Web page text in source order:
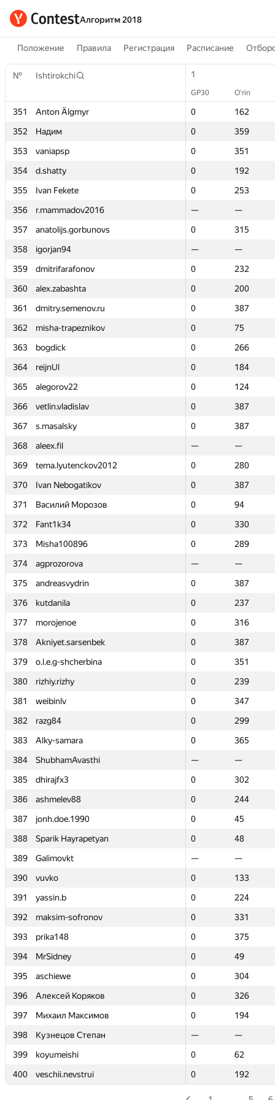
Алгоритм 2018
Положение Правила Регистрация Расписание
№ Ishtirokchi 1
GP30 O‘rin
351 Anton Älgmyr 0
162
352
Надим 0
359
353
vaniapsp 0
351
354
d.shatty 0
192
355
Ivan Fekete 0
253
356
r.mammadov2016 —
—
357
anatolijs.gorbunovs 0
315
358
igorjan94 —
—
359
dmitrifarafonov 0
232
360
alex.zabashta 0
200
361
dmitry.semenov.ru 0
387
362
misha-trapeznikov 0
75
363
bogdick 0
266
364
reijnUl 0
184
365
alegorov22 0
124
366
vetlin.vladislav 0
387
367
s.masalsky 0
387
368
aleex.fil —
—
369
tema.lyutenckov2012 0
280
370
Ivan Nebogatikov 0
387
371
Василий Морозов 0
94
372
Fant1k34 0
330
373
Misha100896 0
289
374
agprozorova —
—
375
andreasvydrin 0
387
376
kutdanila 0
237
377
morojenoe 0
316
378
Akniyet.sarsenbek 0
387
379
o.l.e.g-shcherbina 0
351
380
rizhiy.rizhy 0
239
381
weibinlv 0
347
382
razg84 0
299
383
Alky-samara 0
365
384
ShubhamAvasthi —
—
385
dhirajfx3 0
302
386
ashmelev88 0
244
387
jonh.doe.1990 0
45
388
Sparik Hayrapetyan 0
48
389
Galimovkt —
—
390
vuvko 0
133
391
yassin.b 0
224
392
maksim-sofronov 0
331
393
prika148 0
375
394
MrSidney 0
49
395
aschiewe 0
304
396
Алексей Коряков 0
326
397
Михаил Максимов 0
194
398
Кузнецов Степан —
—
399
koyumeishi 0
62
400
veschii.nevstrui 0 192
№ Ishtirokchi 1
GP30 O‘rin
351 Anton Älgmyr 0
162
352
Надим 0
359
353
vaniapsp 0
351
354
d.shatty 0
192
355
Ivan Fekete 0
253
356
r.mammadov2016 —
—
357
anatolijs.gorbunovs 0
315
358
igorjan94 —
—
359
dmitrifarafonov 0
232
360
alex.zabashta 0
200
361
dmitry.semenov.ru 0
387
362
misha-trapeznikov 0
75
363
bogdick 0
266
364
reijnUl 0
184
365
alegorov22 0
124
366
vetlin.vladislav 0
387
367
s.masalsky 0
387
368
aleex.fil —
—
369
tema.lyutenckov2012 0
280
370
Ivan Nebogatikov 0
387
371
Василий Морозов 0
94
372
Fant1k34 0
330
373
Misha100896 0
289
374
agprozorova —
—
375
andreasvydrin 0
387
376
kutdanila 0
237
377
morojenoe 0
316
378
Akniyet.sarsenbek 0
387
379
o.l.e.g-shcherbina 0
351
380
rizhiy.rizhy 0
239
381
weibinlv 0
347
382
razg84 0
299
383
Alky-samara 0
365
384
ShubhamAvasthi —
—
385
dhirajfx3 0
302
386
ashmelev88 0
244
387
jonh.doe.1990 0
45
388
Sparik Hayrapetyan 0
48
389
Galimovkt —
—
390
vuvko 0
133
391
yassin.b 0
224
392
maksim-sofronov 0
331
393
prika148 0
375
394
MrSidney 0
49
395
aschiewe 0
304
396
Алексей Коряков 0
326
397
Михаил Максимов 0
194
398
Кузнецов Степан —
—
399
koyumeishi 0
62
400
veschii.nevstrui 0 192